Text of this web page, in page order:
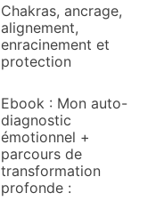
Chakras, ancrage,
alignement,
enracinement et
protection
Ebook : Mon auto-
diagnostic
émotionnel +
parcours de
transformation
profonde :